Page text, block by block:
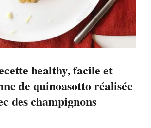
healthy, facile et
de quinoasotto réalisée
des champignons